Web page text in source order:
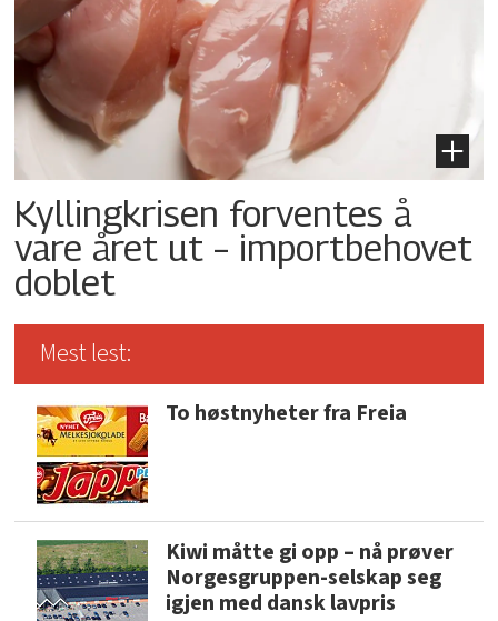
Kyllingkrisen forventes å
vare året ut – importbehovet
doblet
Mest lest:
To høstnyheter fra Freia
Kiwi måtte gi opp – nå prøver
Norgesgruppen-selskap seg
igjen med dansk lavpris